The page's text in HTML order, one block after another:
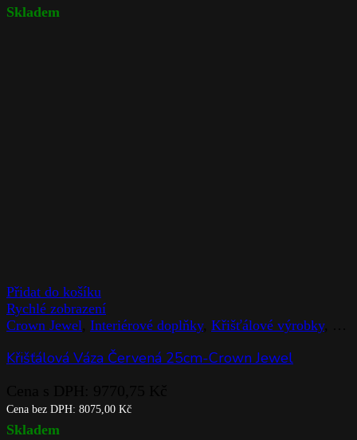
Skladem
Přidat do košíku
Rychlé zobrazení
Crown Jewel Interiérové doplňky, Křišťálové výrobky,
Křišťálová Váza Červená 25cm-Crown Jewel
Cena bez DPH: 8075,00 Kč
Skladem